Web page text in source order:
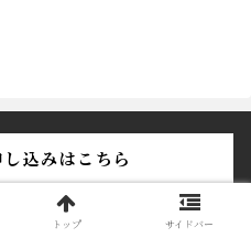
込みはこちら
トップ サイドバー